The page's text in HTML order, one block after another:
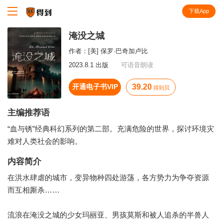
下载App
淹没之城
作者： [美] 保罗·巴奇加卢比
2023.8.1 出版
可语音朗读
开通电子书VIP 39.20 得到贝
主编推荐语
“血与锈”经典科幻系列的第二部。充满危险的世界，探讨环境灾
难对人类社会的影响。
内容简介
在洪水肆虐的城市，变异物种四处游荡，各方势力为争夺资源
而互相厮杀……
流浪在淹没之城的少女玛丽亚、男孩莫斯和被人追杀的半兽人